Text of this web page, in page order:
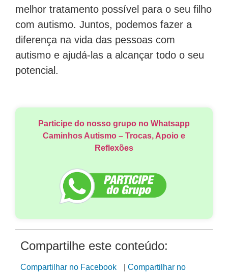
melhor tratamento possível para o seu filho
com autismo. Juntos, podemos fazer a
diferença na vida das pessoas com
autismo e ajudá-las a alcançar todo o seu
potencial.
Participe do nosso grupo no Whatsapp
Caminhos Autismo – Trocas, Apoio e
Reflexões
Compartilhe este conteúdo:
Compartilhar no Facebook
Compartilhar no